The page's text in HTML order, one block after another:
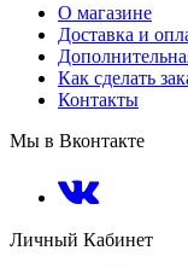
О магазине
Доставка и
Как сделать
Контакты
Мы в Вконтакте
Личный Кабинет